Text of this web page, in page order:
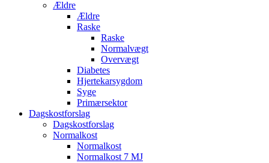
Ældre
Ældre
Raske
Raske
Normalvægt
Overvægt
Diabetes
Hjertekarsygdom
Syge
Primærsektor
Dagskostforslag
Dagskostforslag
Normalkost
Normalkost
Normalkost 7 MJ